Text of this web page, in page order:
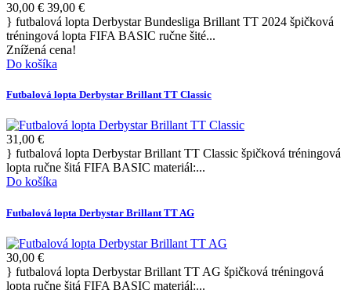
30,00 € 39,00 €
} futbalová lopta Derbystar Bundesliga Brillant TT 2024 špičková
tréningová lopta FIFA BASIC ručne šité...
Znížená cena!
Do košíka
Futbalová lopta Derbystar Brillant TT Classic
31,00 €
} futbalová lopta Derbystar Brillant TT Classic špičková tréningová
lopta ručne šitá FIFA BASIC materiál:...
Do košíka
Futbalová lopta Derbystar Brillant TT AG
30,00 €
} futbalová lopta Derbystar Brillant TT AG špičková tréningová
lopta ručne šitá FIFA BASIC materiál:...